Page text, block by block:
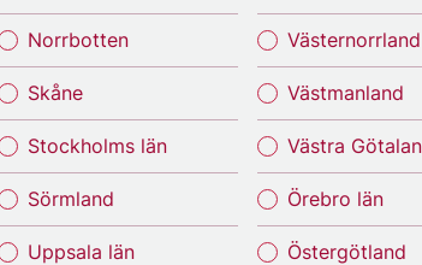
Norrbotten
Skåne
Stockholms län
Sörmland
Uppsala län
Västernorrland
Västmanland
Västra
Örebro län
Östergötland